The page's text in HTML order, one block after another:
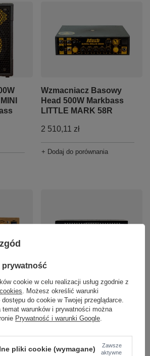
Wzmacniacz Basowy
Head 500W Markbass
LITTLE MARK 58R
2 510,11 zł
+ Dodaj do porównania
GR Bass ONE800
wzmacniacz basowy
800W
3 588,52 zł
prywatność
cookie w celu realizacji usług zgodnie z
. Możesz określić warunki
do cookie w Twojej przeglądarce.
warunków i prywatności można
Prywatność i warunki Google
pliki cookie (wymagane)
Zawsze
aktywne